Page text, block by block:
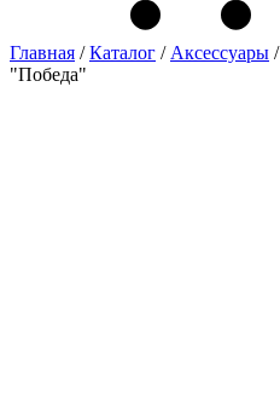
Главная / Каталог / Аксессуары /
"Победа"